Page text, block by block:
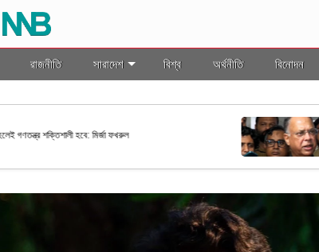
রাজনীতি সারাদেশ বিশ্ব অর্থনীতি বিনোদন
স্বর্ণ শিল্পকে প্রাতিষ্ঠানিক ও স্বচ্ছ কাঠামোর আওতায় আনতে নতুন নীতিমালা প্রণয়ন